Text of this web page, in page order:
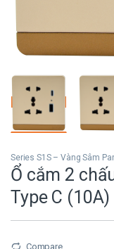
Series S1S – Vàng Sâm
Ổ cắm 2
Type C (10A)
Compare